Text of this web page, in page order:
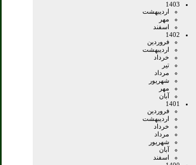
1403
ارديبهشت
مهر
اسفند
1402
فروردين
ارديبهشت
خرداد
تير
مرداد
شهريور
مهر
آبان
1401
فروردين
ارديبهشت
خرداد
مرداد
شهريور
آبان
اسفند